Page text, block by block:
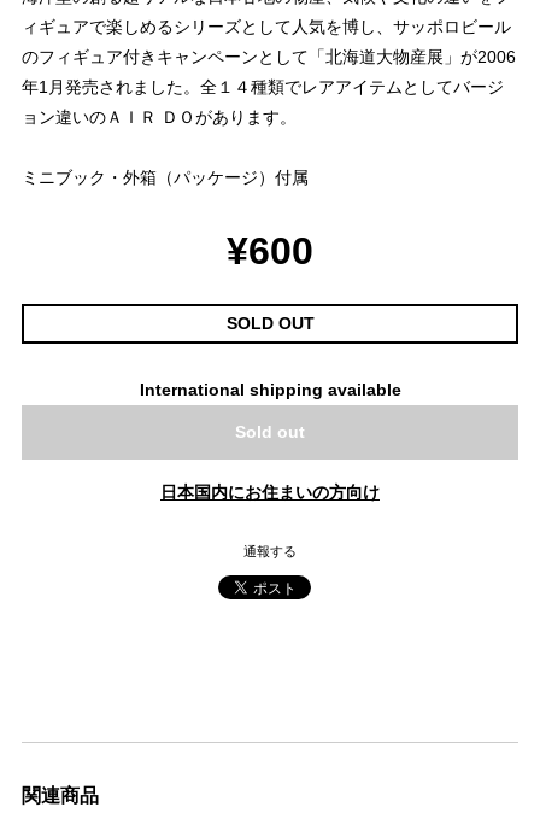
ィギュアで楽しめるシリーズとして人気を博し、サッポロビール
のフィギュア付きキャンペーンとして「北海道大物産展」が2006
年1月発売されました。全１４種類でレアアイテムとしてバージ
ョン違いのＡＩＲ ＤＯがあります。
ミニブック・外箱（パッケージ）付属
¥600
SOLD OUT
International shipping available
Sold out
日本国内にお住まいの方向け
通報する
関連商品